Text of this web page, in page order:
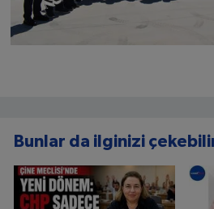
Bunlar da ilginizi